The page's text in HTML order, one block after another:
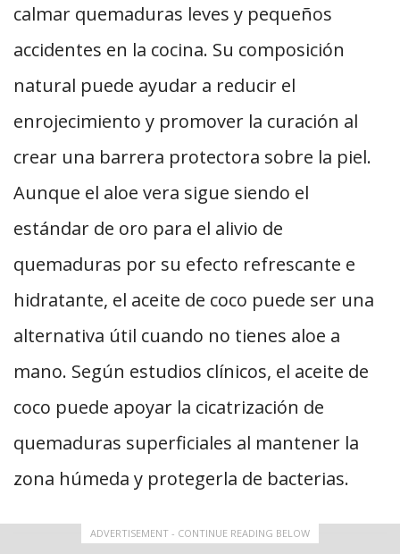
calmar quemaduras leves y pequeños
accidentes en la cocina. Su composición
natural puede ayudar a reducir el
enrojecimiento y promover la curación al
crear una barrera protectora sobre la piel.
Aunque el aloe vera sigue siendo el
estándar de oro para el alivio de
quemaduras por su efecto refrescante e
hidratante, el aceite de coco puede ser una
alternativa útil cuando no tienes aloe a
mano. Según estudios clínicos, el aceite de
coco puede apoyar la cicatrización de
quemaduras superficiales al mantener la
zona húmeda y protegerla de bacterias.
ADVERTISEMENT - CONTINUE READING BELOW